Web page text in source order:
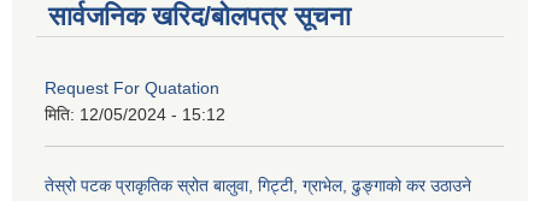
सार्वजनिक खरिद/बोलपत्र सूचना
Request For Quatation
मिति: 12/05/2024 - 15:12
तेस्रो पटक प्राकृतिक स्रोत बालुवा, गिट्टी, ग्राभेल, ढुङ्गाको कर उठाउने